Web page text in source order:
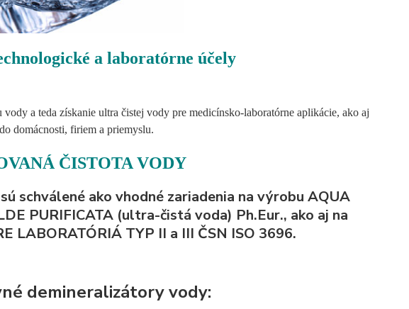
a laboratórne účely
a teda získanie ultra čistej vody pre medicínsko-laboratórne aplikácie, ako aj
domácnosti, firiem a priemyslu.
ČISTOTA VODY
schválené ako vhodné zariadenia na výrobu AQUA
PURIFICATA (ultra-čistá voda) Ph.Eur., ako aj na
LABORATÓRIÁ TYP II a III ČSN ISO 3696.
demineralizátory vody: